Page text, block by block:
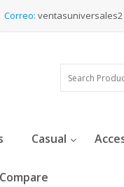
Correo:
Casual
Compare